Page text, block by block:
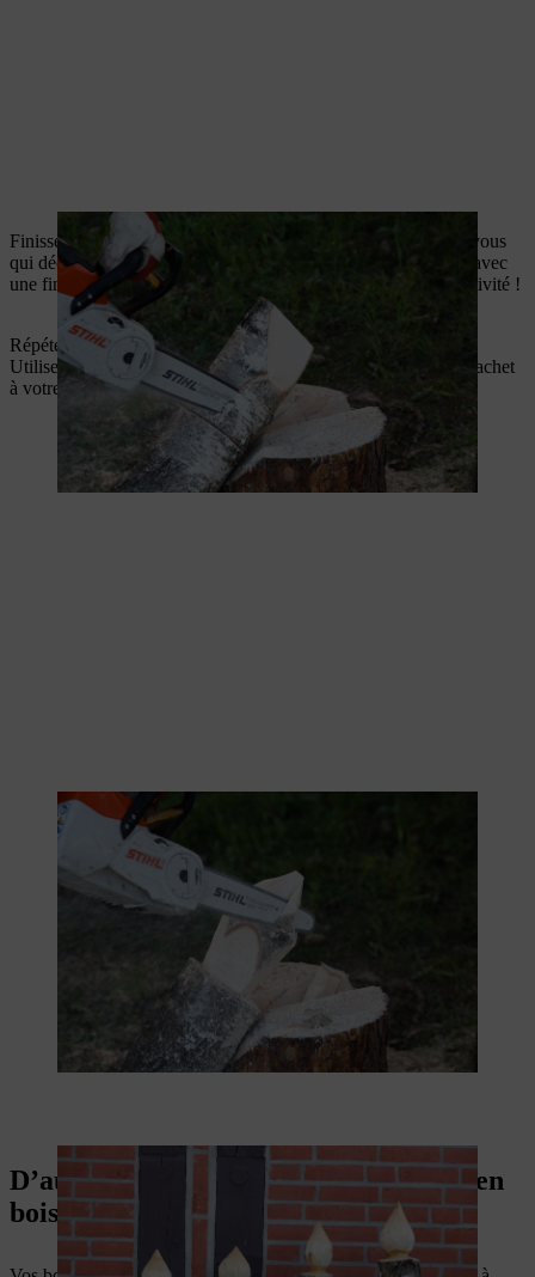
Finissez vos bougies en bois comme vous le souhaitez. C’est vous
qui décidez si la flamme doit être arrondie ou plus anguleuse, avec
une finition naturelle ou peinte, laissez libre cours à votre créativité !
Répétez toutes les étapes précédentes avec les autres rondins.
Utiliser différentes tailles pour vos bougies en bois ajoute du cachet
à votre décoration de Noël d’extérieur.
D’autres idées de décorations de Noël en
bois pour l’extérieur